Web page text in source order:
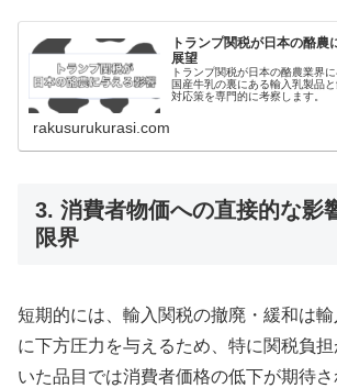
トランプ関税が日本の酪
展望
トランプ関税が日本の酪農業界
国産牛乳の裏にある輸入乳製品
対応策を専門的に考察します。
rakusurukurasi.com
3. 消費者物価への直接的な影
限界
短期的には、輸入関税の撤廃・緩和は
に下方圧力を与えるため、特に関税負
いた品目では消費者価格の低下が期待